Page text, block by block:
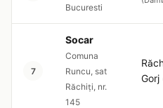
Bucuresti
7
Socar
Comuna
Runcu, sat
Răchiți, nr.
145
Gorj